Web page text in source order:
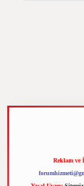
Reklam ve